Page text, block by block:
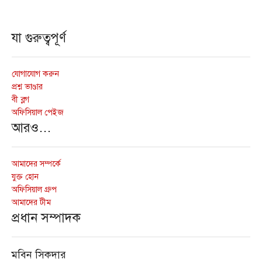
যা গুরুত্বপূর্ণ
যোগাযোগ করুন
প্রশ্ন ভাণ্ডার
বী ব্লগ
অফিসিয়াল পেইজ
আরও…
আমাদের সম্পর্কে
যুক্ত হোন
অফিসিয়াল গ্রুপ
আমাদের টীম
প্রধান সম্পাদক
মবিন সিকদার